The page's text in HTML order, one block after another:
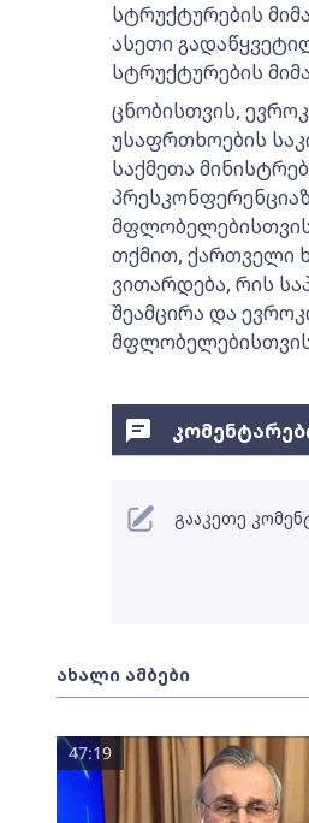
სტრუქტურების
ასეთი
სტრუქტურების
ცნობისთვის,
უსაფრთხოების
საქმეთა
მფლობელებისთვის
თქმით, ქართველი
ვითარდება, რის
შეამცირა და
მფლობელებისთვის
ახალი ამბები
47:19
გააკეთე